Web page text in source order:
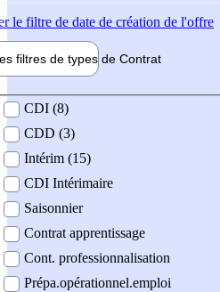
le filtre de date de création de l'offre
filtres de types de Contrat
contrat
CDI (8)
CDD (3)
Intérim (15)
CDI Intérimaire
Saisonnier
Contrat apprentissage
Cont. professionnalisation
Prépa.opérationnel.emploi